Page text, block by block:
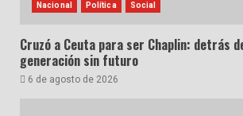
Nacional Política Social
Cruzó a Ceuta para ser Chaplin: detrás
generación sin futuro
6 de agosto de 2026